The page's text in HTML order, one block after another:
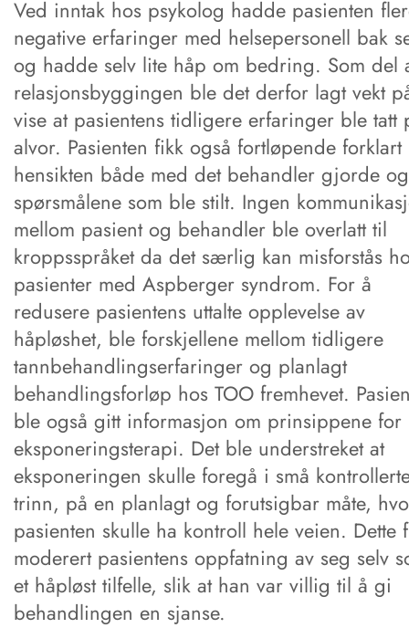
Ved inntak hos psykolog hadde pasienten
negative erfaringer med helsepersonell bak
og hadde selv lite håp om bedring. Som del
relasjonsbyggingen ble det derfor lagt vekt
vise at pasientens tidligere erfaringer ble tatt
alvor. Pasienten fikk også fortløpende forklart
hensikten både med det behandler gjorde og
spørsmålene som ble stilt. Ingen
mellom pasient og behandler ble overlatt til
kroppsspråket da det særlig kan misforstås
pasienter med Aspberger syndrom. For å
redusere pasientens uttalte opplevelse av
håpløshet, ble forskjellene mellom tidligere
tannbehandlingserfaringer og planlagt
behandlingsforløp hos TOO fremhevet.
ble også gitt informasjon om prinsippene for
eksponeringsterapi. Det ble understreket at
eksponeringen skulle foregå i små
trinn, på en planlagt og forutsigbar måte,
pasienten skulle ha kontroll hele veien. Dette
moderert pasientens oppfatning av seg selv
et håpløst tilfelle, slik at han var villig til å gi
behandlingen en sjanse.